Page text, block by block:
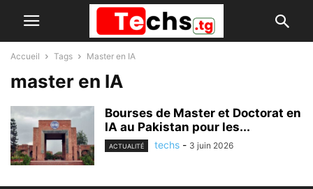
Accueil Tags Master en IA
master en IA
Bourses de Master et Doctorat en
IA au Pakistan pour les...
ACTUALITÉ techs - 3 juin 2026